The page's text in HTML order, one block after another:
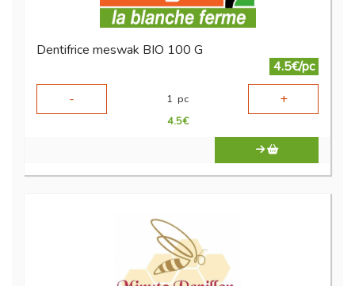
Dentifrice meswak BIO 100 G
4.5€/pc
-
1 pc +
4.5€